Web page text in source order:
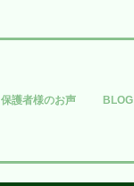
保護者様のお声 BLOG